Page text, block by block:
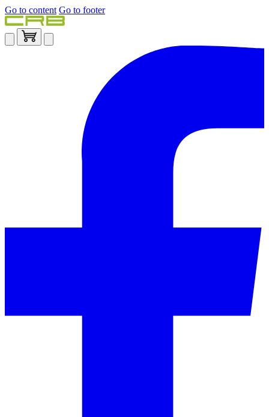
Go to content Go to footer